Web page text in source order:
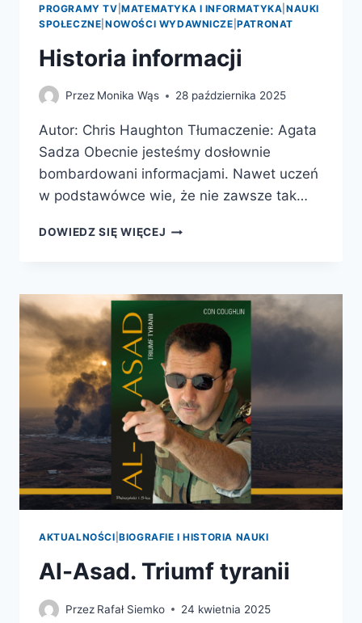
PROGRAMY TV |MATEMATYKA I INFORMATYKA |NAUKI
SPOŁECZNE NOWOŚCI WYDAWNICZE |PATRONAT
Historia informacji
Przez Monika Wąs 28 października 2025
Autor: Chris Haughton Tłumaczenie: Agata
Sadza Obecnie jesteśmy dosłownie
bombardowani informacjami. Nawet uczeń
w podstawówce wie, że nie zawsze tak…
DOWIEDZ SIĘ WIĘCEJ HISTORIA
AKTUALNOŚCI |BIOGRAFIE I HISTORIA NAUKI
Al-Asad. Triumf tyranii
Przez Rafał Siemko 24 kwietnia 2025